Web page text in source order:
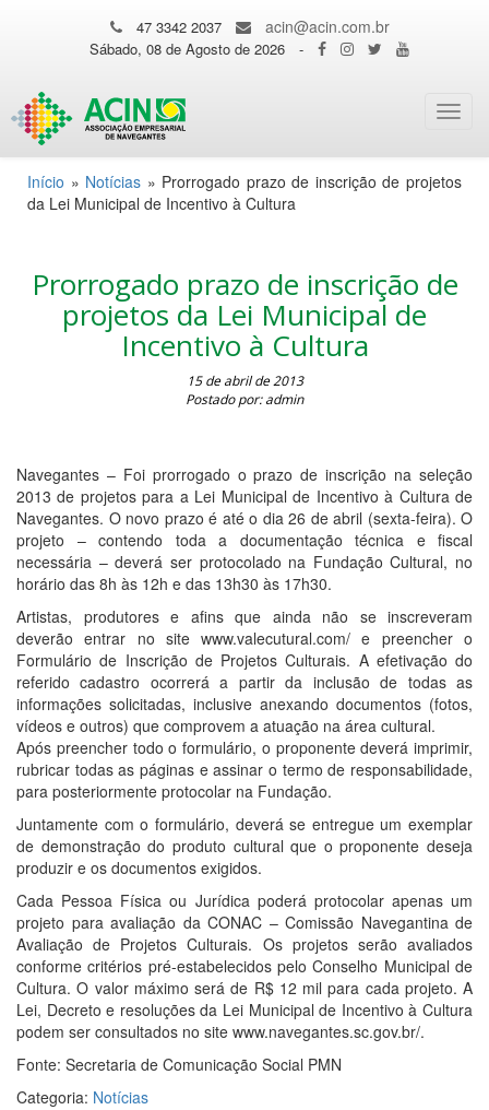
47 3342 2037 acin@acin.com.br
Sábado, 08 de Agosto de 2026 -
Início » Notícias » Prorrogado prazo de inscrição de projetos
da Lei Municipal de Incentivo à Cultura
Prorrogado prazo de inscrição de
projetos da Lei Municipal de
Incentivo à Cultura
15 de abril de 2013
Postado por: admin
Navegantes – Foi prorrogado o prazo de inscrição na seleção
2013 de projetos para a Lei Municipal de Incentivo à Cultura de
Navegantes. O novo prazo é até o dia 26 de abril (sexta-feira). O
projeto – contendo toda a documentação técnica e fiscal
necessária – deverá ser protocolado na Fundação Cultural, no
horário das 8h às 12h e das 13h30 às 17h30.
Artistas, produtores e afins que ainda não se inscreveram
deverão entrar no site www.valecutural.com/ e preencher o
Formulário de Inscrição de Projetos Culturais. A efetivação do
referido cadastro ocorrerá a partir da inclusão de todas as
informações solicitadas, inclusive anexando documentos (fotos,
vídeos e outros) que comprovem a atuação na área cultural.
Após preencher todo o formulário, o proponente deverá imprimir,
rubricar todas as páginas e assinar o termo de responsabilidade,
para posteriormente protocolar na Fundação.
Juntamente com o formulário, deverá se entregue um exemplar
de demonstração do produto cultural que o proponente deseja
produzir e os documentos exigidos.
Cada Pessoa Física ou Jurídica poderá protocolar apenas um
projeto para avaliação da CONAC – Comissão Navegantina de
Avaliação de Projetos Culturais. Os projetos serão avaliados
conforme critérios pré-estabelecidos pelo Conselho Municipal de
Cultura. O valor máximo será de R$ 12 mil para cada projeto. A
Lei, Decreto e resoluções da Lei Municipal de Incentivo à Cultura
podem ser consultados no site www.navegantes.sc.gov.br/.
Fonte: Secretaria de Comunicação Social PMN
Categoria: Notícias